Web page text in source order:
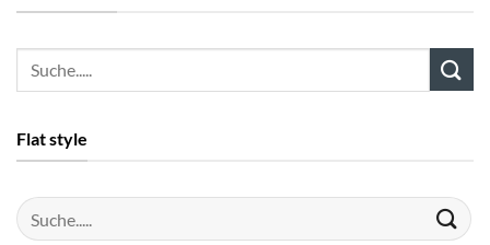
Flat style
Suche
nach: